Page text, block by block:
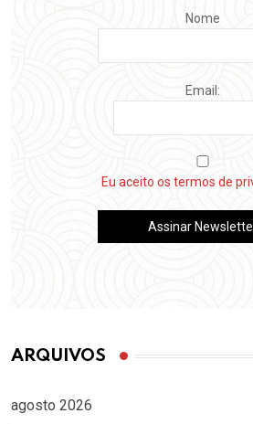
Nome
Email:
Eu aceito os termos de
ARQUIVOS
agosto 2026